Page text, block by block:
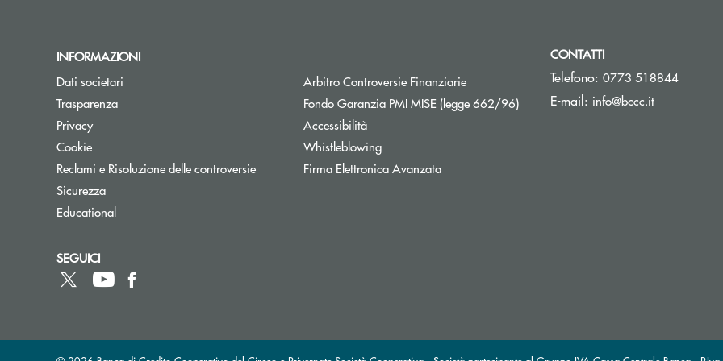
INFORMAZIONI
Dati societari
Trasparenza
Privacy
Cookie
Reclami e Risoluzione delle controversie
Sicurezza
Educational
Arbitro Controversie FinanziarieApre una nuova finestra
Fondo Garanzia PMI MISE (legge 662/96)Apre una nuova finestra
Accessibilità
Whistleblowing
Firma Elettronica Avanzata
CONTATTI
Telefono: 0773 518844
E-mail: info@bccc.it(si apre
SEGUICI